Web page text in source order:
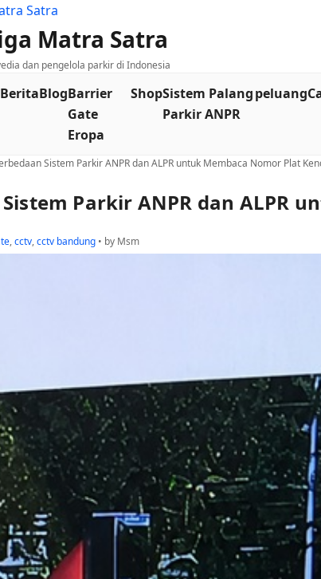
Matra Satra
dan pengelola parkir di Indonesia
BeritaBlogBarrier
Gate
Eropa
ShopSistem Palang
Parkir ANPR
peluang
Sistem Parkir ANPR dan ALPR untuk Membaca Nomor Plat
Parkir ANPR dan ALPR
,cctv,cctv bandung • by Msm